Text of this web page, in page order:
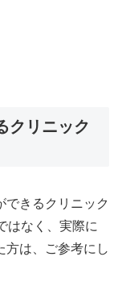
クリニック
できるクリニック
はなく、実際に
方は、ご参考にし